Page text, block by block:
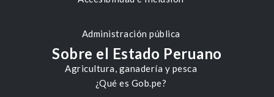
Administración pública
Agricultura, ganadería y pesca
Sobre el Estado Peruano
¿Qué es Gob.pe?